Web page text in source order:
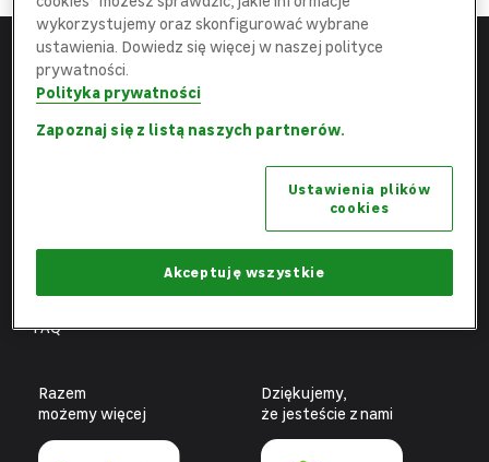
Menu
Strona główna
Fachowcy
FAQ
leroymerlin.pl
Fundacja Leroy Merlin
Biuro prasowe
Ochrona danych osobowych
Razem
możemy więcej
Dziękujemy,
że jesteście z nami
wykorzystujemy oraz skonfigurować wybrane
ustawienia. Dowiedz się więcej w naszej polityce
prywatności.
Polityka prywatności
Zapoznaj się z listą naszych partnerów.
Ustawienia plików
cookies
Akceptuję wszystkie